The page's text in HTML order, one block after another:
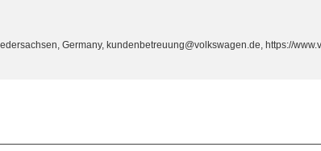
Germany, kundenbetreuung@volkswagen.de, https://